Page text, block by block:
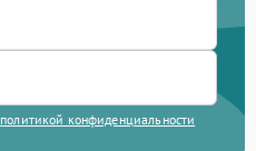
политикой конфиденциальности